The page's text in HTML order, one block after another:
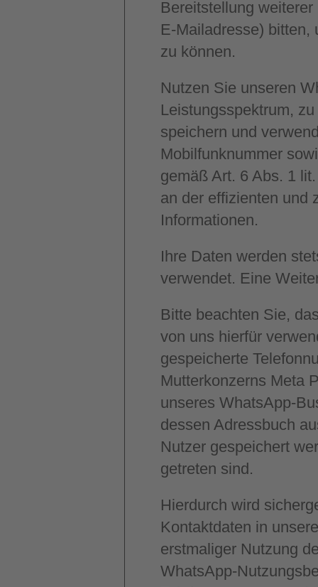
Bereitstellung
E-Mailadresse) bitten,
zu können.
Nutzen Sie unseren
Leistungsspektrum,
speichern und
Mobilfunknummer
gemäß Art. 6 Abs. 1
an der effizienten und
Informationen.
Ihre Daten werden
verwendet. Eine
Bitte beachten Sie,
von uns hierfür
gespeicherte
Mutterkonzerns Meta
unseres WhatsApp-
dessen Adressbuch
Nutzer gespeichert
getreten sind.
Hierdurch wird
Kontaktdaten in
erstmaliger Nutzung
WhatsApp-